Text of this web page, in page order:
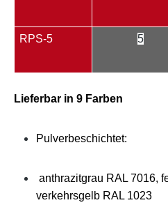
RPS-5 5
Lieferbar in 9 Farben
Pulverbeschichtet:
anthrazitgrau RAL 7016,
verkehrsgelb RAL 1023